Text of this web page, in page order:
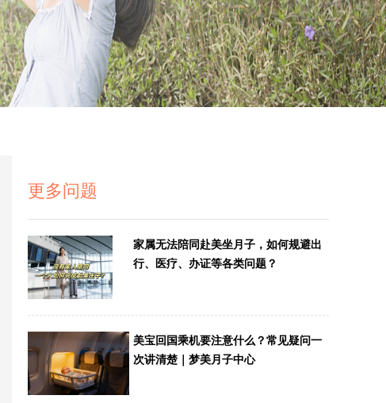
更多问题
家属无法陪同赴美坐月子，如何规避出
行、医疗、办证等各类问题？
美宝回国乘机要注意什么？常见疑问一
次讲清楚｜梦美月子中心